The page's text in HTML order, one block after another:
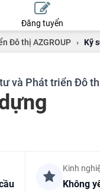
Đăng tuyển
Đô thị AZGROUP › Kỹ
và Phát triển Đô
Kinh
Không